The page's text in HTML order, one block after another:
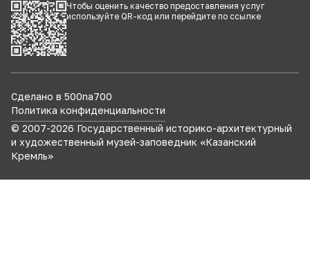
Чтобы оценить качество предоставления услуг
используйте QR-код или перейдите по ссылке
Сделано в 500na700
Политика конфиденциальности
© 2007-2026 Государственный историко-архитектурный
и художественный музей-заповедник «Казанский
Кремль»